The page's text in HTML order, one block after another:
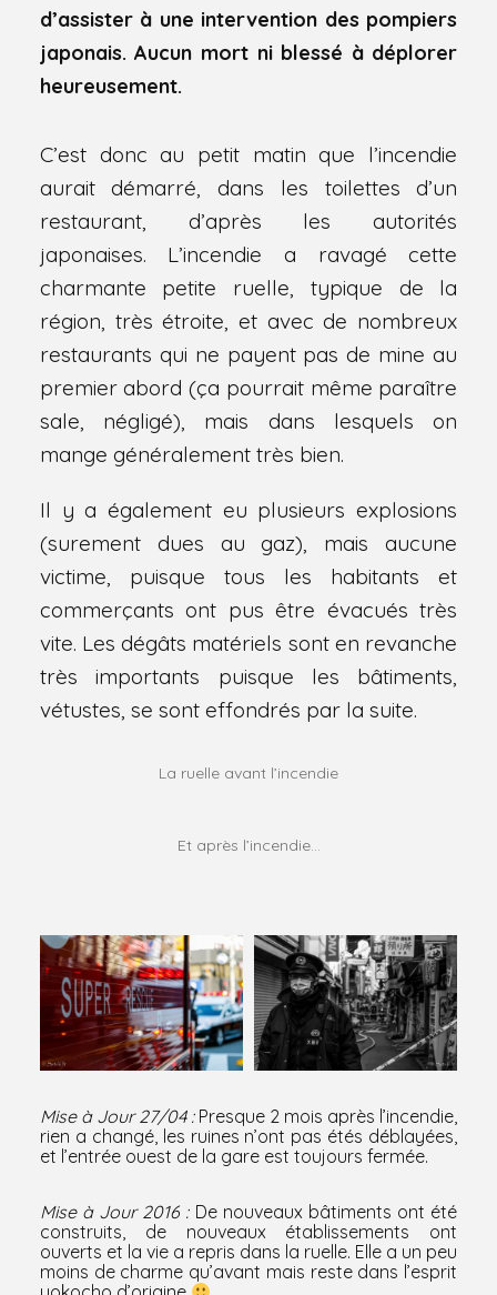
d’assister à une intervention des pompiers
japonais. Aucun mort ni blessé à déplorer
heureusement.
C’est donc au petit matin que l’incendie
aurait démarré, dans les toilettes d’un
restaurant, d’après les autorités
japonaises. L’incendie a ravagé cette
charmante petite ruelle, typique de la
région, très étroite, et avec de nombreux
restaurants qui ne payent pas de mine au
premier abord (ça pourrait même paraître
sale, négligé), mais dans lesquels on
mange généralement très bien.
Il y a également eu plusieurs explosions
(surement dues au gaz), mais aucune
victime, puisque tous les habitants et
commerçants ont pus être évacués très
vite. Les dégâts matériels sont en revanche
très importants puisque les bâtiments,
vétustes, se sont effondrés par la suite.
La ruelle avant l’incendie
Et après l’incendie…
Mise à Jour 27/04 :Presque 2 mois après l’incendie,
rien a changé, les ruines n’ont pas étés déblayées,
et l’entrée ouest de la gare est toujours fermée.
Mise à Jour 2016 :De nouveaux bâtiments ont été
construits, de nouveaux établissements ont
ouverts et la vie a repris dans la ruelle. Elle a un peu
moins de charme qu’avant mais reste dans l’esprit